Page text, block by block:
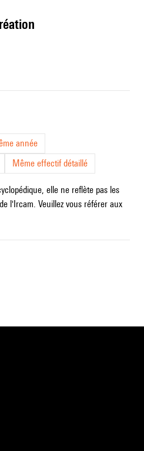
année
Même effectif détaillé
elle ne reflète pas les
l'Ircam. Veuillez vous référer aux